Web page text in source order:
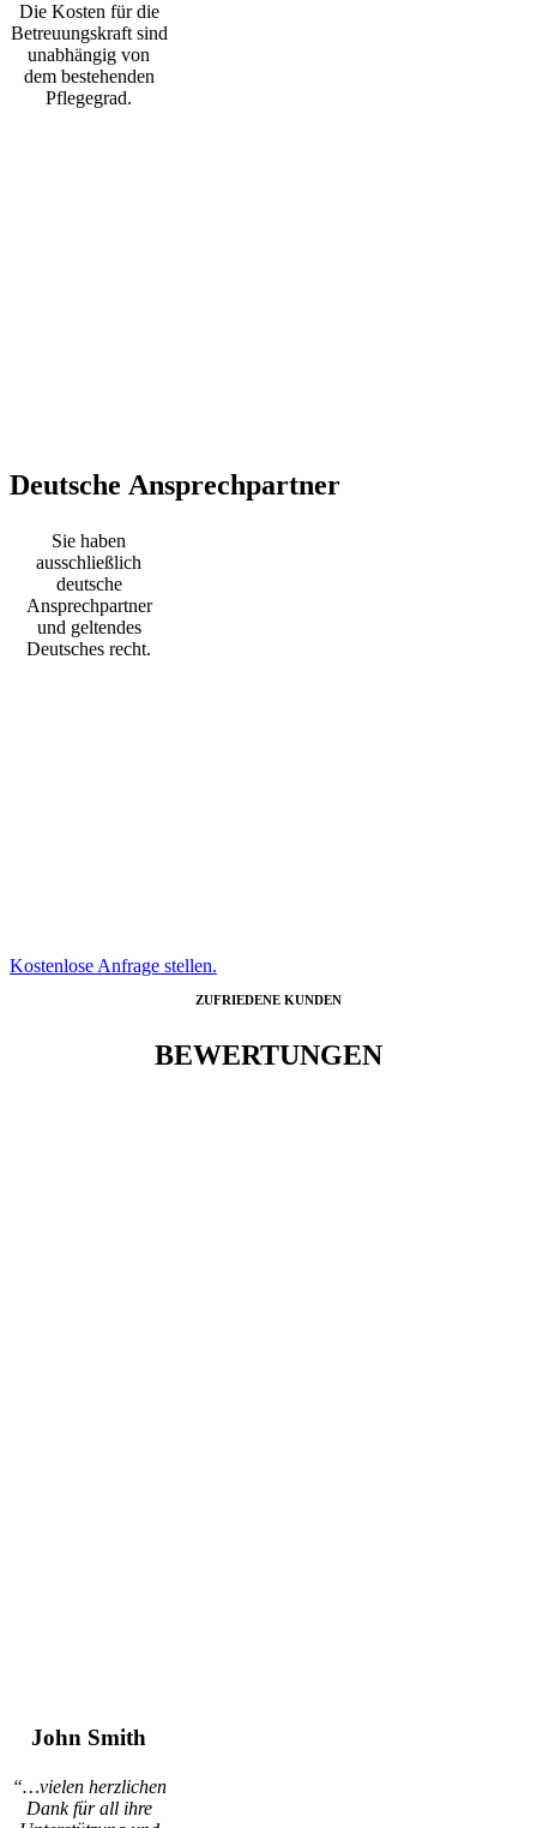
Die Kosten für die
Betreuungskraft sind
unabhängig von
dem bestehenden
Pflegegrad.
Deutsche Ansprechpartner
Sie haben
ausschließlich
deutsche
Ansprechpartner
und geltendes
Deutsches recht.
Kostenlose Anfrage stellen.
ZUFRIEDENE KUNDEN
BEWERTUNGEN
John Smith
“…vielen herzlichen
Dank für all ihre